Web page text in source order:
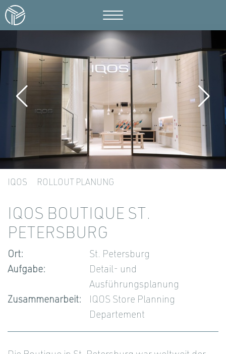
IQOS ROLLOUT PLANUNG
IQOS BOUTIQUE ST.
PETERSBURG
Ort:
St. Petersburg
Aufgabe:
Detail- und
Ausführungsplanung
Zusammenarbeit:
IQOS Store Planning
Departement